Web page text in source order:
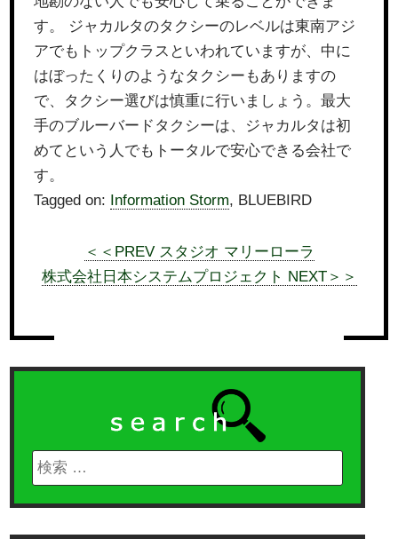
す。 ジャカルタのタクシーのレベルは東南アジ
アでもトップクラスといわれていますが、中に
はぼったくりのようなタクシーもありますの
で、タクシー選びは慎重に行いましょう。最大
手のブルーバードタクシーは、ジャカルタは初
めてという人でもトータルで安心できる会社で
す。
Tagged on: Information Storm, BLUEBIRD
＜＜PREV スタジオ マリーローラ
株式会社日本システムプロジェクト NEXT＞＞